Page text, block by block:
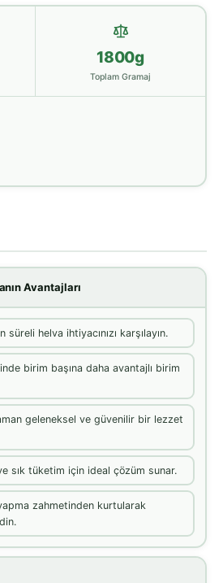
1800g
Toplam Gramaj
Avantajları
helva ihtiyacınızı karşılayın.
birim başına daha avantajlı birim
geleneksel ve güvenilir bir lezzet
sık tüketim için ideal çözüm sunar.
zahmetinden kurtularak